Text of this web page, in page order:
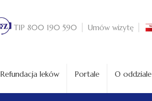
TIP 800 190 590 Umów wizytę
Refundacja leków Portale O oddziale